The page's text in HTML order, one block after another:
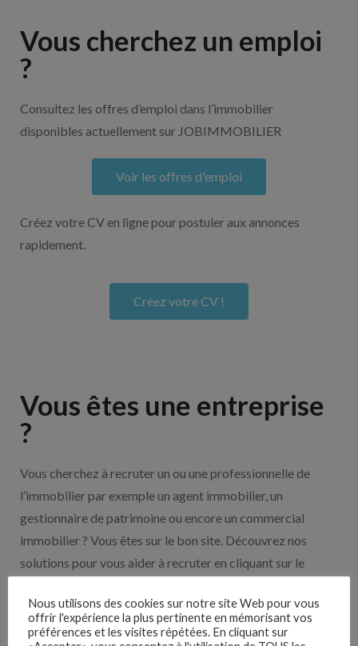
Vous cherchez un emploi
?
Consultez les offres d’emploi dans l’immobilier
disponibles actuellement sur JOBIMMOBILIER
Voir les offres d'emploi
Créez votre CV en ligne pour postuler aux annonces
rapidement.
Créez votre CV !
Vous êtes une entreprise
?
Vous cherchez à recruter un ou une professionnelle de
l’immobilier par exemple un agent immobilier, un
gestionnaire de patrimoine ou encore un commercial
immobilier ? Vous êtes sur le bon site. Découvrez nos
solutions pour vous aider à recruter en cliquant sur le
Nos solutions entreprises
Nous utilisons des cookies sur notre site Web pour vous
offrir l'expérience la plus pertinente en mémorisant vos
préférences et les visites répétées. En cliquant sur